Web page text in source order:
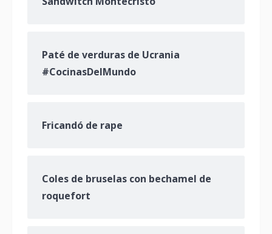
Paté de verduras de Ucrania
#CocinasDelMundo
Fricandó de rape
Coles de bruselas con bechamel de
roquefort